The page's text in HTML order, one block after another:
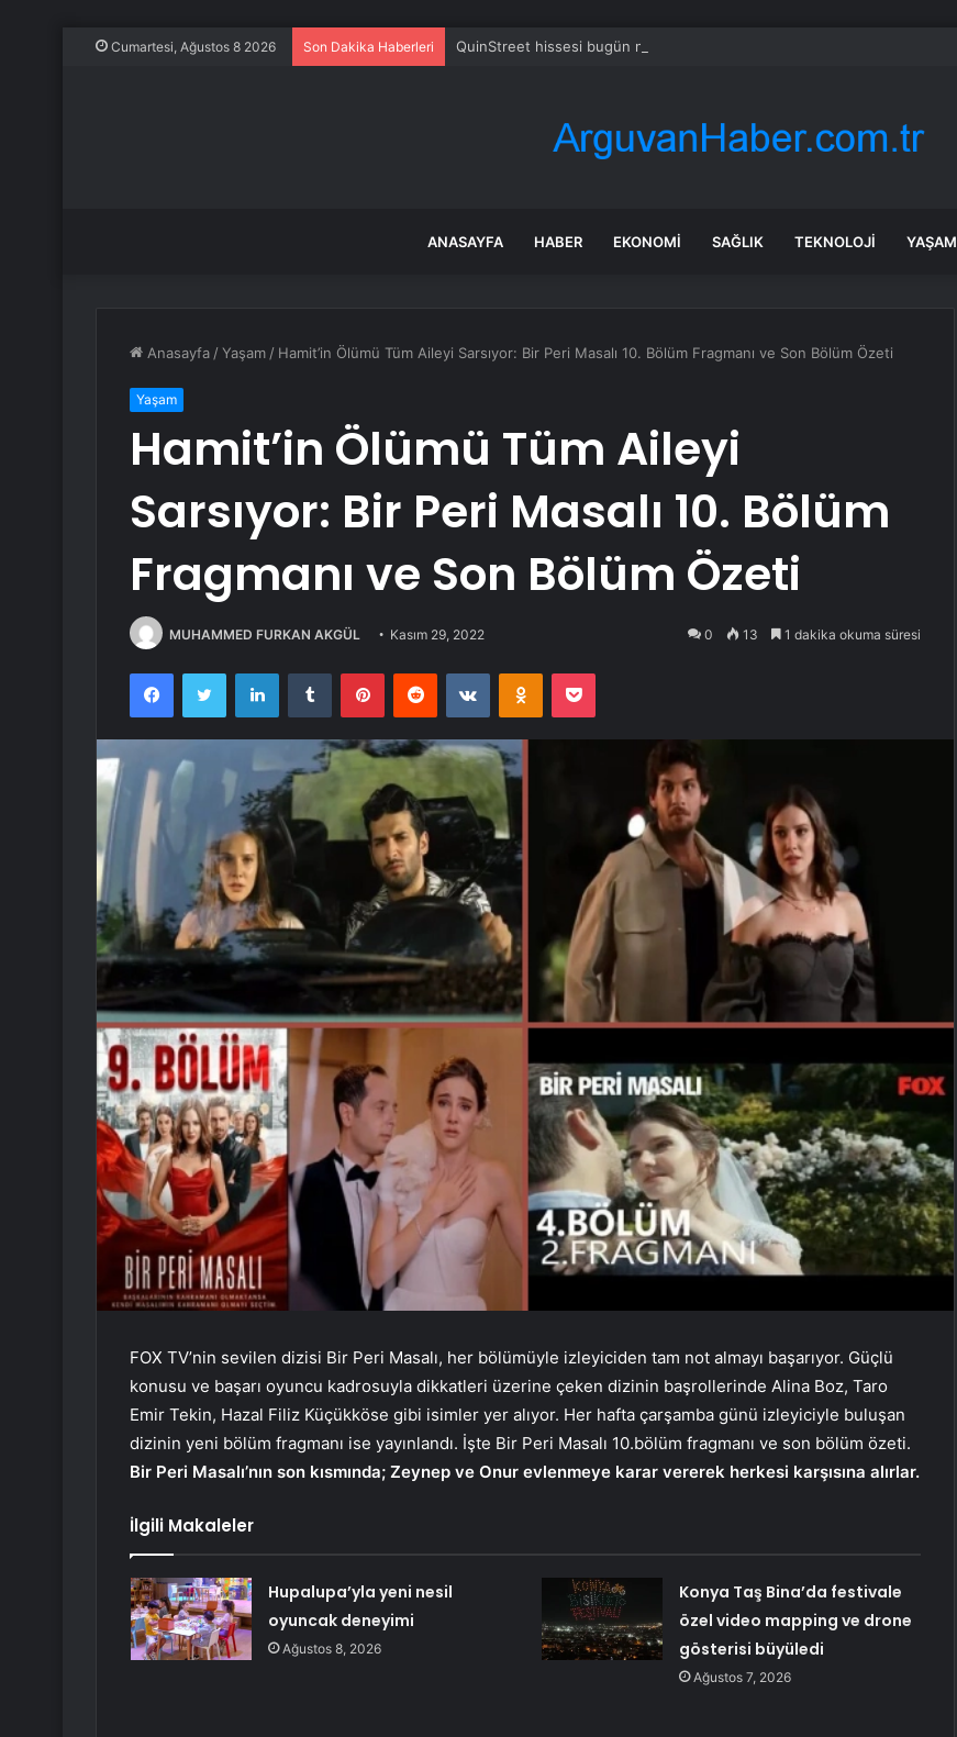
Cumartesi, Ağustos 8 2026 Son Dakika Haberleri QuinStreet hissesi bugün neden yükselişte?
ANASAYFA HABER EKONOMI SAĞLIK TEKNOLOJI YAŞAM
Anasayfa /Yaşam / Hamit’in Ölümü Tüm Aileyi Sarsıyor: Bir Peri Masalı 10. Bölüm Fragmanı ve Son Bölüm Özeti
Yaşam
Hamit’in Ölümü Tüm Aileyi
Sarsıyor: Bir Peri Masalı 10. Bölüm
Fragmanı ve Son Bölüm Özeti
MUHAMMED FURKAN AKGÜL Kasım 29, 2022 0 13 1 dakika okuma süresi
FacebookTwitter LinkedInTumblr PinterestReddit VKontakteOdnoklassniki
Pocket
FOX TV’nin sevilen dizisi Bir Peri Masalı, her bölümüyle izleyiciden tam not almayı başarıyor. Güçlü
konusu ve başarı oyuncu kadrosuyla dikkatleri üzerine çeken dizinin başrollerinde Alina Boz, Taro
Emir Tekin, Hazal Filiz Küçükköse gibi isimler yer alıyor. Her hafta çarşamba günü izleyiciyle buluşan
dizinin yeni bölüm fragmanı ise yayınlandı. İşte Bir Peri Masalı 10.bölüm fragmanı ve son bölüm özeti.
Bir Peri Masalı’nın son kısmında; Zeynep ve Onur evlenmeye karar vererek herkesi karşısına alırlar.
İlgili Makaleler
Hupalupa’yla yeni nesil
oyuncak deneyimi
Ağustos 8, 2026
Konya Taş Bina’da festivale
özel video mapping ve drone
gösterisi büyüledi
Ağustos 7, 2026